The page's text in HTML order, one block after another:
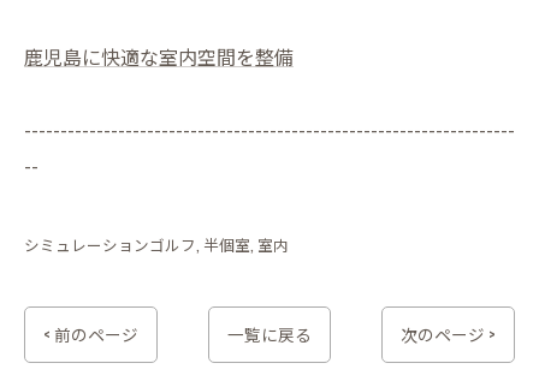
鹿児島に快適な室内空間を整備
--------------------------------------------------------------------
--
シミュレーションゴルフ 半個室 室内
< 前のページ 一覧に戻る 次のページ >